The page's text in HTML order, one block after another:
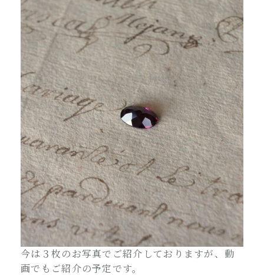
今は３枚のお写真でご紹介しておりますが、動
画でもご紹介の予定です。